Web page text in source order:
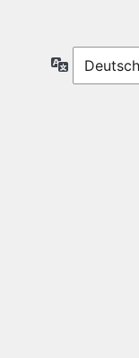
Sprache